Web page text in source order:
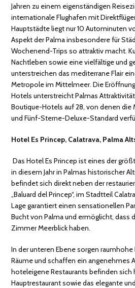
Jahren zu einem eigenständigen
internationale Flughafen mit
Hauptstädte liegt nur 10 Autominuten
Aspekt der Palma insbesondere für
Wochenend-Trips so attraktiv macht.
Nachtleben sowie eine vielfältige und
unterstreichen das mediterrane Flair
Metropole im Mittelmeer. Die
Hotels unterstreicht Palmas
Boutique-Hotels auf 28, von denen die
und Fünf-Sterne-Deluxe-Standard
Hotel Es Princep, Calatrava, Palma
Das Hotel Es Princep ist eines der
in diesem Jahr in Palmas historischer
befindet sich direkt neben der
„Baluard del Princep“, im Stadtteil
Lage garantiert einen sensationellen
Bucht von Palma und ermöglicht, dass
Zimmer Meerblick haben.
In der unteren Ebene sorgen
Räume und schaffen ein angenehmes
hoteleigene Restaurants befinden sich
Hauptrestaurant sowie das elegante